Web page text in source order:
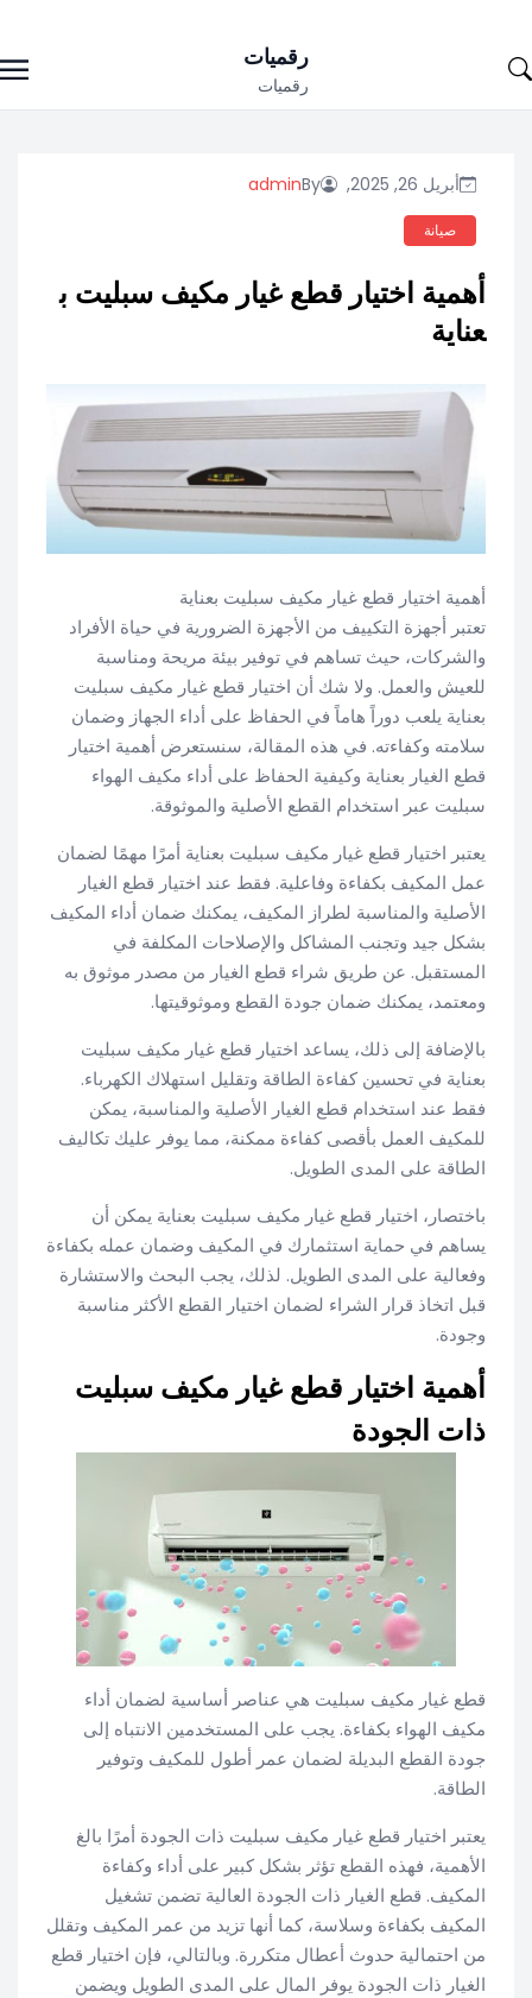
to
رقميات
رقميات
أبريل 26, 2025, By
admin
صيانة
أهمية اختيار قطع غيار مكيف سبليت ب
عناية
أهمية اختيار قطع غيار مكيف سبليت بعناية
تعتبر أجهزة التكييف من الأجهزة الضرورية في حياة الأفراد
والشركات، حيث تساهم في توفير بيئة مريحة ومناسبة
للعيش والعمل. ولا شك أن اختيار قطع غيار مكيف سبليت
بعناية يلعب دوراً هاماً في الحفاظ على أداء الجهاز وضمان
سلامته وكفاءته. في هذه المقالة، سنستعرض أهمية اختيار
قطع الغيار بعناية وكيفية الحفاظ على أداء مكيف الهواء
سبليت عبر استخدام القطع الأصلية والموثوقة.
يعتبر اختيار قطع غيار مكيف سبليت بعناية أمرًا مهمًا لضمان
عمل المكيف بكفاءة وفاعلية. فقط عند اختيار قطع الغيار
الأصلية والمناسبة لطراز المكيف، يمكنك ضمان أداء المكيف
بشكل جيد وتجنب المشاكل والإصلاحات المكلفة في
المستقبل. عن طريق شراء قطع الغيار من مصدر موثوق به
ومعتمد، يمكنك ضمان جودة القطع وموثوقيتها.
بالإضافة إلى ذلك، يساعد اختيار قطع غيار مكيف سبليت
بعناية في تحسين كفاءة الطاقة وتقليل استهلاك الكهرباء.
فقط عند استخدام قطع الغيار الأصلية والمناسبة، يمكن
للمكيف العمل بأقصى كفاءة ممكنة، مما يوفر عليك تكاليف
الطاقة على المدى الطويل.
باختصار، اختيار قطع غيار مكيف سبليت بعناية يمكن أن
يساهم في حماية استثمارك في المكيف وضمان عمله بكفاءة
وفعالية على المدى الطويل. لذلك، يجب البحث والاستشارة
قبل اتخاذ قرار الشراء لضمان اختيار القطع الأكثر مناسبة
وجودة.
أهمية اختيار قطع غيار مكيف سبليت
ذات الجودة
قطع غيار مكيف سبليت هي عناصر أساسية لضمان أداء
مكيف الهواء بكفاءة. يجب على المستخدمين الانتباه إلى
جودة القطع البديلة لضمان عمر أطول للمكيف وتوفير
الطاقة.
يعتبر اختيار قطع غيار مكيف سبليت ذات الجودة أمرًا بالغ
الأهمية، فهذه القطع تؤثر بشكل كبير على أداء وكفاءة
المكيف. قطع الغيار ذات الجودة العالية تضمن تشغيل
المكيف بكفاءة وسلاسة، كما أنها تزيد من عمر المكيف وتقلل
من احتمالية حدوث أعطال متكررة. وبالتالي، فإن اختيار قطع
الغيار ذات الجودة يوفر المال على المدى الطويل ويضمن